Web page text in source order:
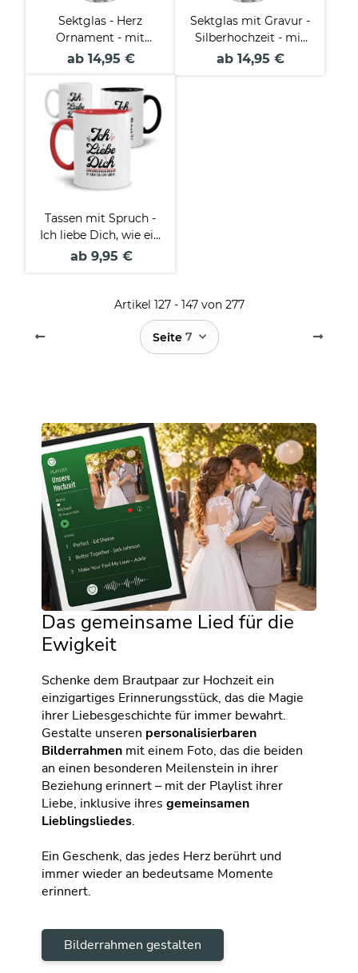
Sektglas - Herz
Ornament - mit
Namen und Datum
ab 14,95 €
Sektglas mit Gravur -
Silberhochzeit - mit
Initialen
ab 14,95 €
Tassen mit Spruch -
Ich liebe Dich, wie ein
dickes Kind sein Eis
ab 9,95 €
Artikel 127 - 147 von 277
Seite 7
Das gemeinsame Lied für die
Ewigkeit
Schenke dem Brautpaar zur Hochzeit ein
einzigartiges Erinnerungsstück, das die Magie
ihrer Liebesgeschichte für immer bewahrt.
Gestalte unseren personalisierbaren
Bilderrahmen mit einem Foto, das die beiden
an einen besonderen Meilenstein in ihrer
Beziehung erinnert – mit der Playlist ihrer
Liebe, inklusive ihres gemeinsamen
Lieblingsliedes.
Ein Geschenk, das jedes Herz berührt und
immer wieder an bedeutsame Momente
erinnert.
Bilderrahmen gestalten